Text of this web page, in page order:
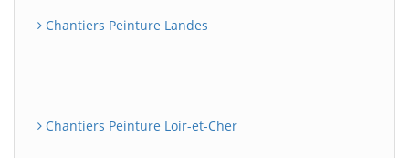
Chantiers Peinture Landes
Chantiers Peinture Loir-et-Cher